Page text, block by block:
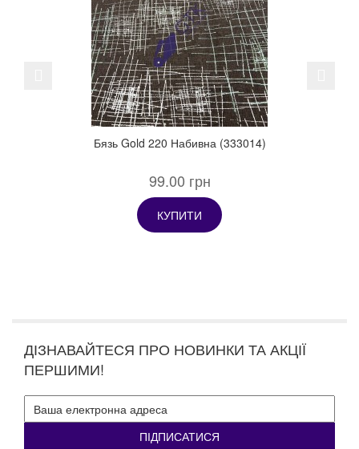
Бязь Gold 220 Набивна (333014)
99.00 грн
КУПИТИ
Previous
ДІЗНАВАЙТЕСЯ ПРО НОВИНКИ ТА АКЦІЇ
ПЕРШИМИ!
ПІДПИСАТИСЯ